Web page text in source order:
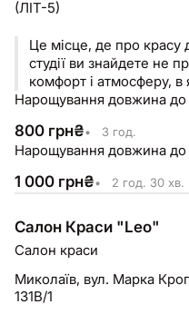
(ЛІТ-5)
Це місце, де про
студії ви знайдете не
комфорт і атмосферу, в
знову й знову.
Нарощування довжина до
800 грн₴• 3 год.
Нарощування довжина до
1 000 грн₴• 2 год. 30 хв.
Салон Краси "Leo"
Салон краси
Миколаїв, вул. Марка
131В/1